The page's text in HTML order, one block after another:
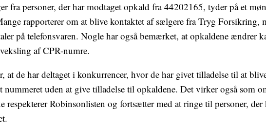
fra personer, der har modtaget opkald fra 44202165, tyder på et
rapporterer om at blive kontaktet af sælgere fra Tryg Forsikring,
på telefonsvaren. Nogle har også bemærket, at opkaldene ændrer
af CPR-numre.
at de har deltaget i konkurrencer, hvor de har givet tilladelse til at
nummeret uden at give tilladelse til opkaldene. Det virker også som
respekterer Robinsonlisten og fortsætter med at ringe til personer,